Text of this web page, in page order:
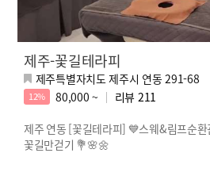
제주-꽃길테라피
제주특별자치도 제주시 연동 291-68
12% 80,000 ~ 리뷰 211
제주 연동 [꽃길테라피] 💙스웨&림프순
꽃길만걷기 💐🌸🌼